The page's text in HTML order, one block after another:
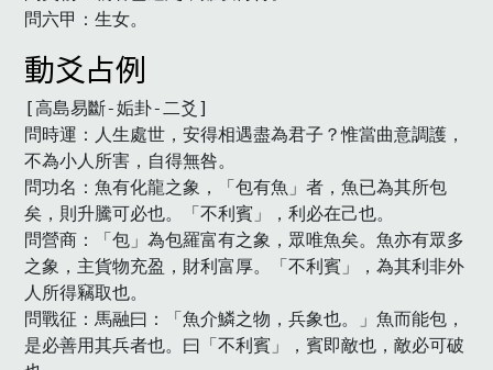
問六甲：生女。
動爻占例
[高島易斷-姤卦-二爻]
問時運：人生處世，安得相遇盡為君子？惟當曲意調護，
不為小人所害，自得無咎。
問功名：魚有化龍之象，「包有魚」者，魚已為其所包
矣，則升騰可必也。「不利賓」，利必在己也。
問營商：「包」為包羅富有之象，眾唯魚矣。魚亦有眾多
之象，主貨物充盈，財利富厚。「不利賓」，為其利非外
人所得竊取也。
問戰征：馬融曰：「魚介鱗之物，兵象也。」魚而能包，
是必善用其兵者也。曰「不利賓」，賓即敵也，敵必可破